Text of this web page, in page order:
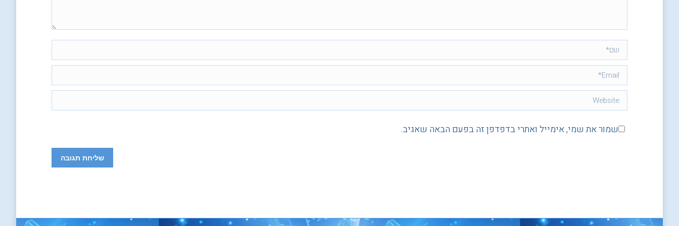
שם *
Email *
Website
שמור את שמי, אימייל ואתרי בדפדפן זה בפעם הבאה שאגיב.
שליחת תגובה